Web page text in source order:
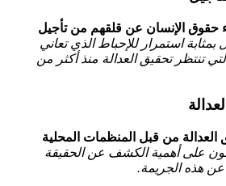
الإنسان‌ عن قلقهم من تأجيل
بمثابة استمرار للإحباط الذي تعاني
تنتظر ​تحقيق العدالة منذ أكثر من
العدالة من قبل المنظمات المحلية
على أهمية الكشف عن الحقيقة
هذه‌ الجريمة.